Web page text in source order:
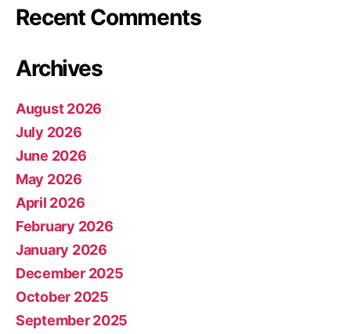
Recent Comments
Archives
August 2026
July 2026
June 2026
May 2026
April 2026
February 2026
January 2026
December 2025
October 2025
September 2025